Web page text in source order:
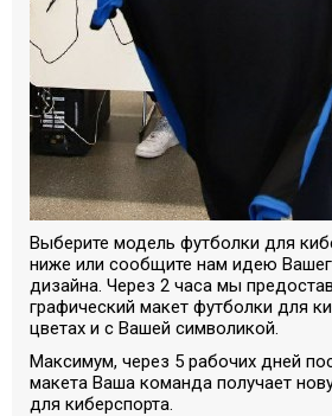
Выберите модель футболки для
ниже или сообщите нам идею
дизайна. Через 2 часа мы
графический макет футболки для
цветах и с Вашей символикой.
Максимум, через 5 рабочих дней
макета Ваша команда получает
для киберспорта.